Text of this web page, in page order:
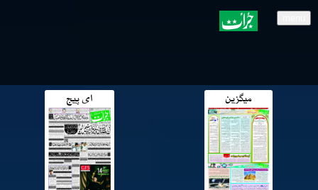
میگزین ای پیج